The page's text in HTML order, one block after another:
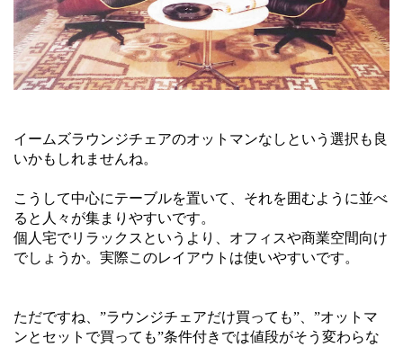
イームズラウンジチェアのオットマンなしという選択も良
いかもしれませんね。
こうして中心にテーブルを置いて、それを囲むように並べ
ると人々が集まりやすいです。
個人宅でリラックスというより、オフィスや商業空間向け
でしょうか。実際このレイアウトは使いやすいです。
ただですね、”ラウンジチェアだけ買っても”、”オットマ
ンとセットで買っても”条件付きでは値段がそう変わらな